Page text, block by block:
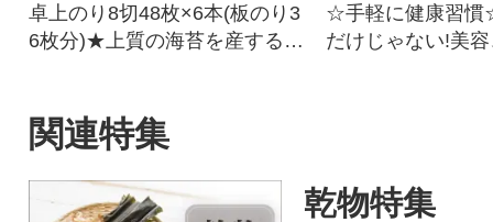
卓上のり8切48枚×6本(板のり3
6枚分)★上質の海苔を産するこ
厳選いたしました。
☆手軽に健康習慣
だけじゃない!美
関連特集
乾物特集